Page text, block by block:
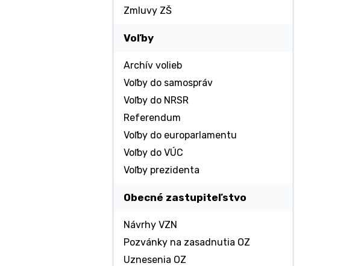
Zmluvy ZŠ
Voľby
Archív volieb
Voľby do samospráv
Voľby do NRSR
Referendum
Voľby do europarlamentu
Voľby do VÚC
Voľby prezidenta
Obecné zastupiteľstvo
Návrhy VZN
Pozvánky na zasadnutia OZ
Uznesenia OZ